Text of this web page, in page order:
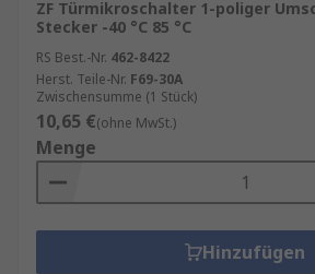
ZF Türmikroschalter 1-poliger
Stecker -40 °C 85 °C
RS Best.-Nr. 462-8422
Herst. Teile-Nr. F69-30A
Zwischensumme (1 Stück)
10,65 €(ohne MwSt.)
Menge
Hinzufügen